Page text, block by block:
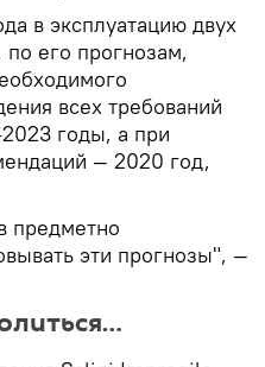
в эксплуатацию двух
его прогнозам,
всех требований
годы, а при
— 2020 год,
предметно
эти прогнозы", —